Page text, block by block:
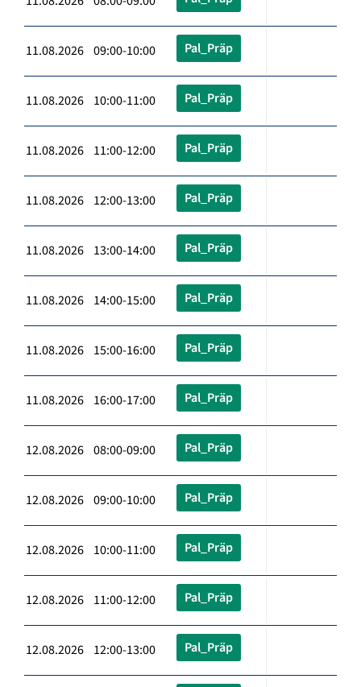
11.08.2026 09:00-10:00 Pal_Präp
11.08.2026 10:00-11:00 Pal_Präp
11.08.2026 11:00-12:00 Pal_Präp
11.08.2026 12:00-13:00 Pal_Präp
11.08.2026 13:00-14:00 Pal_Präp
11.08.2026 14:00-15:00 Pal_Präp
11.08.2026 15:00-16:00 Pal_Präp
11.08.2026 16:00-17:00 Pal_Präp
12.08.2026 08:00-09:00 Pal_Präp
12.08.2026 09:00-10:00 Pal_Präp
12.08.2026 10:00-11:00 Pal_Präp
12.08.2026 11:00-12:00 Pal_Präp
12.08.2026 12:00-13:00 Pal_Präp